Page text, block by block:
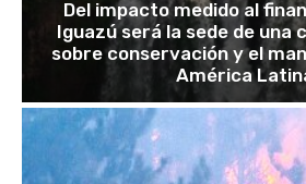
Del impacto medido al
Iguazú será la sede de una
sobre conservación y el
América